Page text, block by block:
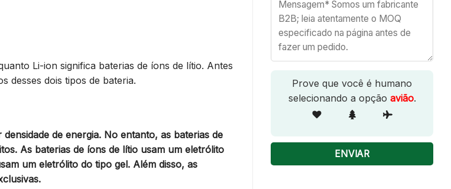
Li-ion significa baterias de íons de lítio. Antes
desses dois tipos de bateria.
densidade de energia. No entanto, as baterias de
As baterias de íons de lítio usam um eletrólito
um eletrólito do tipo gel. Além disso, as
Prove que você é humano
selecionando a opção avião.